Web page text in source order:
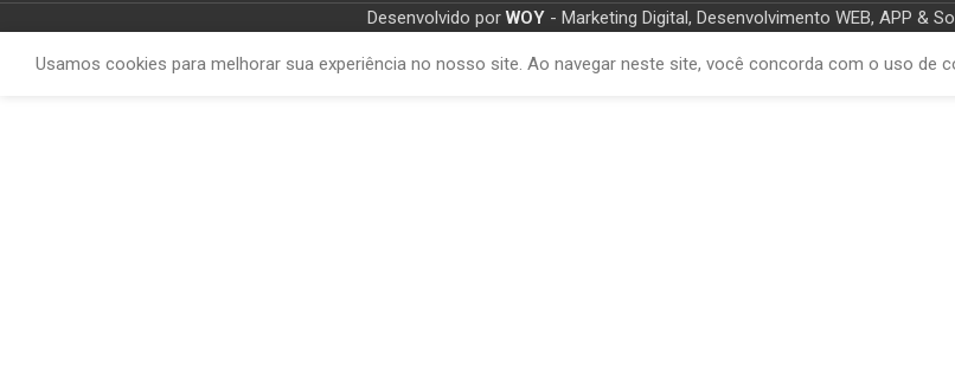
Desenvolvido por WOY - Marketing Digital, Desenvolvimento WEB, APP &
Usamos cookies para melhorar sua experiência no nosso site. Ao navegar neste site, você concorda com o uso de